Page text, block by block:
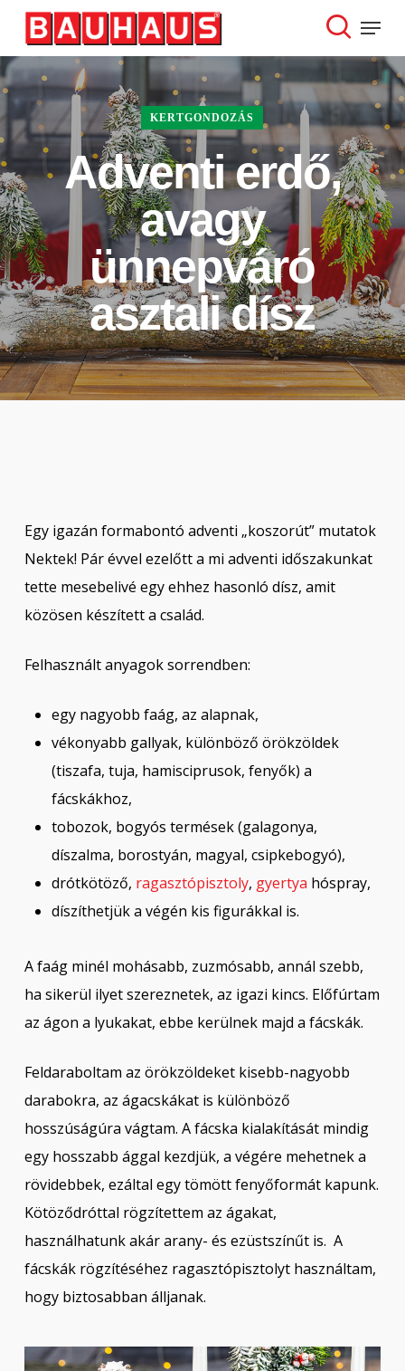
Skip
main
content
search
Menu
KERTGONDOZÁS
Adventi erdő,
avagy
ünnepváró
asztali dísz
Egy igazán formabontó adventi „koszorút” mutatok
Nektek! Pár évvel ezelőtt a mi adventi időszakunkat
tette mesebelivé egy ehhez hasonló dísz, amit
közösen készített a család.
Felhasznált anyagok sorrendben:
egy nagyobb faág, az alapnak,
vékonyabb gallyak, különböző örökzöldek
(tiszafa, tuja, hamisciprusok, fenyők) a
fácskákhoz,
tobozok, bogyós termések (galagonya,
díszalma, borostyán, magyal, csipkebogyó),
drótkötöző, ragasztópisztoly, gyertya hóspray,
díszíthetjük a végén kis figurákkal is.
A faág minél mohásabb, zuzmósabb, annál szebb,
ha sikerül ilyet szereznetek, az igazi kincs. Előfúrtam
az ágon a lyukakat, ebbe kerülnek majd a fácskák.
Feldaraboltam az örökzöldeket kisebb-nagyobb
darabokra, az ágacskákat is különböző
hosszúságúra vágtam. A fácska kialakítását mindig
egy hosszabb ággal kezdjük, a végére mehetnek a
rövidebbek, ezáltal egy tömött fenyőformát kapunk.
Kötöződróttal rögzítettem az ágakat,
használhatunk akár arany- és ezüstszínűt is. A
fácskák rögzítéséhez ragasztópisztolyt használtam,
hogy biztosabban álljanak.
Close
Menu